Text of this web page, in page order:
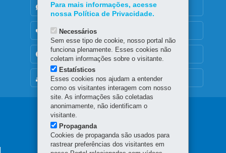
MAPA DO SITE
DENUNCIE CORRUPÇÃO
OUVIDORIA
TRANSPARÊNCIA INSTITUCIONAL
Navegação
principal
Para mais informações, acesse
nossa Política de Privacidade.
Necessários
Sem esse tipo de cookie, nosso portal não
funciona plenamente. Esses cookies não
coletam informações sobre o visitante.
Estatísticos
Esses cookies nos ajudam a entender
como os visitantes interagem com nosso
site. As informações são coletadas
anonimamente, não identificam o
visitante.
Propaganda
Cookies de propaganda são usados para
rastrear preferências dos visitantes em